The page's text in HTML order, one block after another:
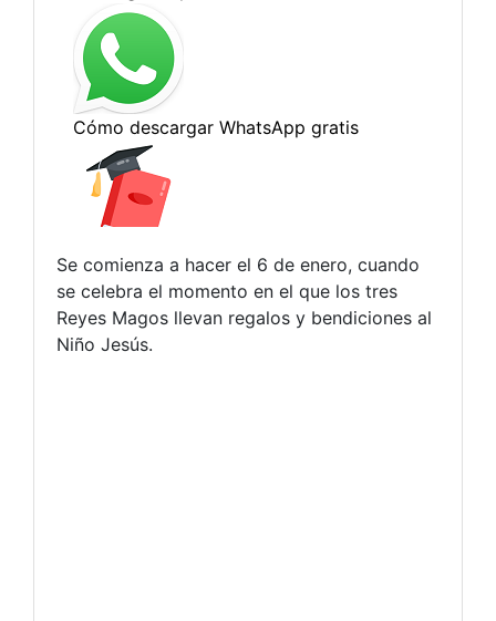
Se comienza a hacer el 6 de enero, cuando
se celebra el momento en el que los tres
Reyes Magos llevan regalos y bendiciones al
Niño Jesús.